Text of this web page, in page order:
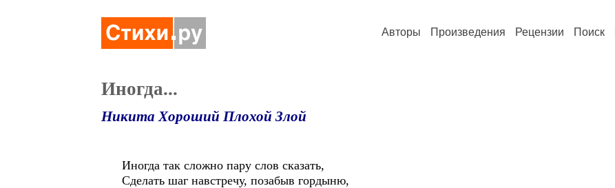
Авторы Произведения Рецензии Поиск
Иногда...
Никита Хороший Плохой Злой
Иногда так сложно пару слов сказать,
Сделать шаг навстречу, позабыв гордыню,